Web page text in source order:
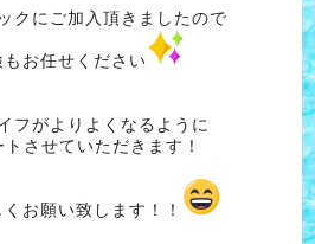
クにご加入頂きましたので
お任せください
フがよりよくなるように
させていただきます！
お願い致します！！